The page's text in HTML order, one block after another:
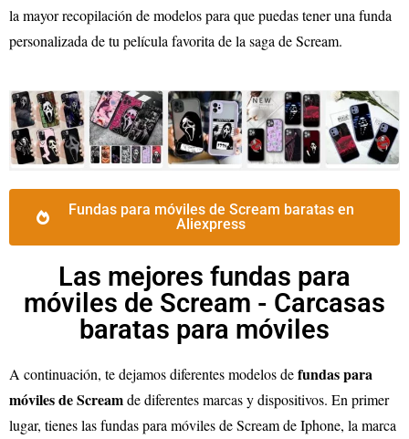
la mayor recopilación de modelos para que puedas tener una funda
personalizada de tu película favorita de la saga deScream.
Fundas para móviles de Scream baratas en
Aliexpress
Las mejores fundas para
móviles de Scream - Carcasas
baratas para móviles
A continuación, te dejamos diferentes modelos defundas para
móviles de Screamde diferentes marcas y dispositivos. En primer
lugar, tienes las fundas para móviles de Scream de Iphone, la marca